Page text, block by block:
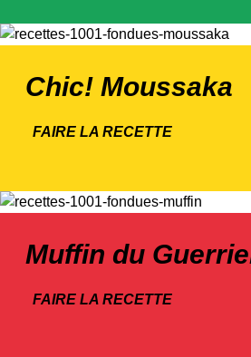
Chic! Moussaka
FAIRE LA RECETTE
Muffin du
FAIRE LA RECETTE